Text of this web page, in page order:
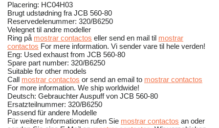
Placering: HC04H03
Brugt udstødning fra JCB 560-80
Reservedelenummer: 320/B6250
Velegnet til andre modeller
Ring på mostrar contactos eller send en mail til mostrar
contactos For mere information. Vi sender vare til hele verden!
Eng: Used exhaust from JCB 560-80
Spare part number: 320/B6250
Suitable for other models
Call mostrar contactos or send an email to mostrar contactos
For more information. We ship worldwide!
Deutsch: Gebrauchter Auspuff von JCB 560-80
Ersatzteilnummer: 320/B6250
Passend für andere Modelle
Für weitere Informationen rufen Sie mostrar contactos an oder